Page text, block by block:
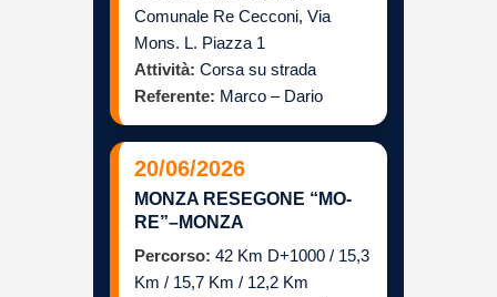
Comunale Re Cecconi, Via
Mons. L. Piazza 1
Attività: Corsa su strada
Referente: Marco – Dario
20/06/2026
MONZA RESEGONE “MO-
RE”–MONZA
Percorso: 42 Km D+1000 / 15,3
Km / 15,7 Km / 12,2 Km